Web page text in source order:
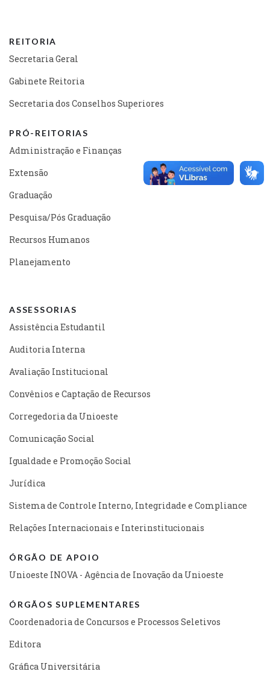
REITORIA
Secretaria Geral
Gabinete Reitoria
Secretaria dos Conselhos Superiores
PRÓ-REITORIAS
Administração e Finanças
Extensão
Graduação
Pesquisa/Pós Graduação
Recursos Humanos
Planejamento
ASSESSORIAS
Assistência Estudantil
Auditoria Interna
Avaliação Institucional
Convênios e Captação de Recursos
Corregedoria da Unioeste
Comunicação Social
Igualdade e Promoção Social
Jurídica
Sistema de Controle Interno, Integridade e Compliance
Relações Internacionais e Interinstitucionais
ÓRGÃO DE APOIO
Unioeste INOVA - Agência de Inovação da Unioeste
ÓRGÃOS SUPLEMENTARES
Coordenadoria de Concursos e Processos Seletivos
Editora
Gráfica Universitária